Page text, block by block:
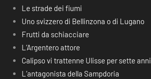
Le strade dei fiumi
Uno svizzero di Bellinzona o di Lugano
Frutti da schiacciare
L’Argentero attore
Calipso vi trattenne Ulisse per sette anni
L’antagonista della Sampdoria